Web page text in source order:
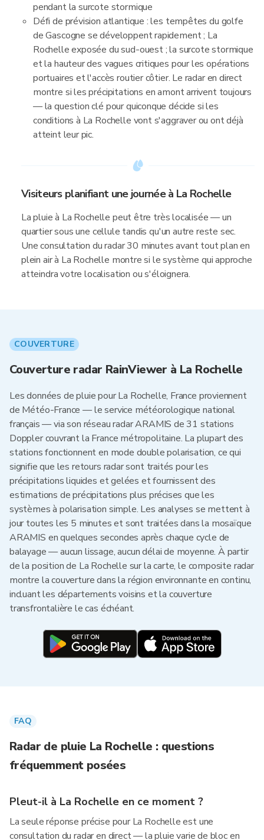
pendant la surcote stormique
Défi de prévision atlantique : les tempêtes du golfe
de Gascogne se développent rapidement ; La
Rochelle exposée du sud-ouest ; la surcote stormique
et la hauteur des vagues critiques pour les opérations
portuaires et l'accès routier côtier. Le radar en direct
montre si les précipitations en amont arrivent toujours
— la question clé pour quiconque décide si les
conditions à La Rochelle vont s'aggraver ou ont déjà
atteint leur pic.
Visiteurs planifiant une journée à La Rochelle
La pluie à La Rochelle peut être très localisée — un
quartier sous une cellule tandis qu'un autre reste sec.
Une consultation du radar 30 minutes avant tout plan en
plein air à La Rochelle montre si le système qui approche
atteindra votre localisation ou s'éloignera.
COUVERTURE
Couverture radar RainViewer à La Rochelle
Les données de pluie pour La Rochelle, France proviennent
de Météo-France — le service météorologique national
français — via son réseau radar ARAMIS de 31 stations
Doppler couvrant la France métropolitaine. La plupart des
stations fonctionnent en mode double polarisation, ce qui
signifie que les retours radar sont traités pour les
précipitations liquides et gelées et fournissent des
estimations de précipitations plus précises que les
systèmes à polarisation simple. Les analyses se mettent à
jour toutes les 5 minutes et sont traitées dans la mosaïque
ARAMIS en quelques secondes après chaque cycle de
balayage — aucun lissage, aucun délai de moyenne. À partir
de la position de La Rochelle sur la carte, le composite radar
montre la couverture dans la région environnante en continu,
incluant les départements voisins et la couverture
transfrontalière le cas échéant.
FAQ
Radar de pluie La Rochelle : questions
fréquemment posées
Pleut-il à La Rochelle en ce moment ?
La seule réponse précise pour La Rochelle est une
consultation du radar en direct — la pluie varie de bloc en